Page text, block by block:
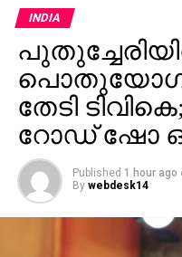
INDIA
തേടി
റോഡ് ഷോ
Published 1 hour ago
By webdesk14